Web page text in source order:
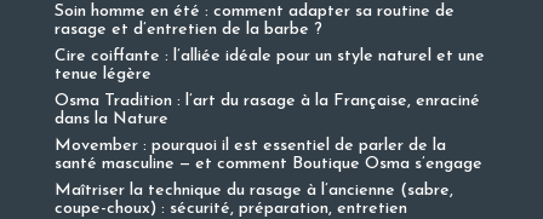
Soin homme en été : comment adapter sa routine de
rasage et d’entretien de la barbe ?
Cire coiffante : l’alliée idéale pour un style naturel et une
tenue légère
Osma Tradition : l’art du rasage à la Française, enraciné
dans la Nature
Movember : pourquoi il est essentiel de parler de la
santé masculine — et comment Boutique Osma s’engage
Maîtriser la technique du rasage à l’ancienne (sabre,
coupe-choux) : sécurité, préparation, entretien